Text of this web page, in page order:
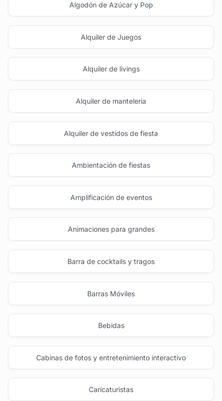
Algodón de Azúcar y Pop
Alquiler de Juegos
Alquiler de livings
Alquiler de manteleria
Alquiler de vestidos de fiesta
Ambientación de fiestas
Amplificación de eventos
Animaciones para grandes
Barra de cocktails y tragos
Barras Móviles
Bebidas
Cabinas de fotos y entretenimiento interactivo
Caricaturistas